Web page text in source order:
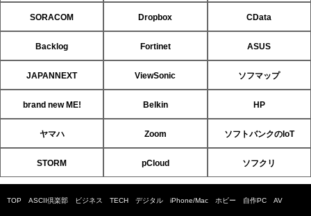
SORACOM Dropbox CData
Backlog Fortinet ASUS
JAPANNEXT ViewSonic ソフマップ
brand new ME! Belkin HP
ヤマハ Zoom ソフトバンクのIoT
STORM pCloud ソフクリ
TOP ASCII倶楽部 ビジネス TECH デジタル iPhone/Mac ホビー 自作PC AV